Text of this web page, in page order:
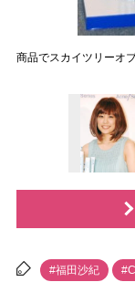
商品でスカイツリーオ
#福田沙紀